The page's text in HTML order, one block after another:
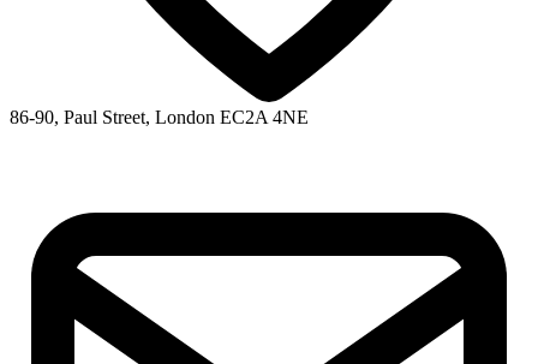
86-90, Paul Street, London EC2A 4NE